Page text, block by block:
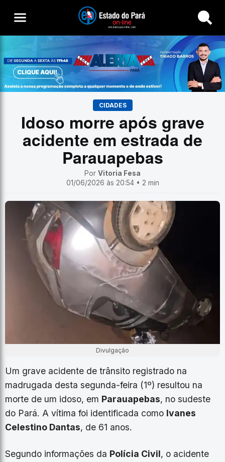
Buscar
CIDADES
Idoso morre após grave
acidente em estrada de
Parauapebas
Por Vitoria Fesa
01/06/2026 às 20:54 • 2 min
Divulgação
Um grave acidente de trânsito registrado na
madrugada desta segunda-feira (1º) resultou na
morte de um idoso, em Parauapebas, no sudeste
do Pará. A vítima foi identificada como Ivanes
Celestino Dantas, de 61 anos.
Segundo informações da Polícia Civil, o acidente